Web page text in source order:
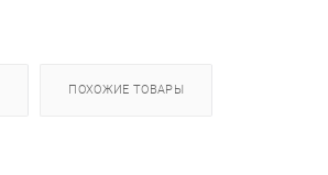
ПОХОЖИЕ ТОВАРЫ